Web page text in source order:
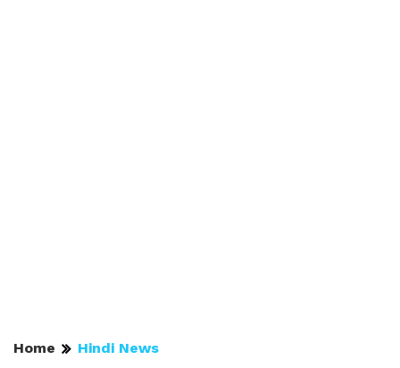
Home Hindi News